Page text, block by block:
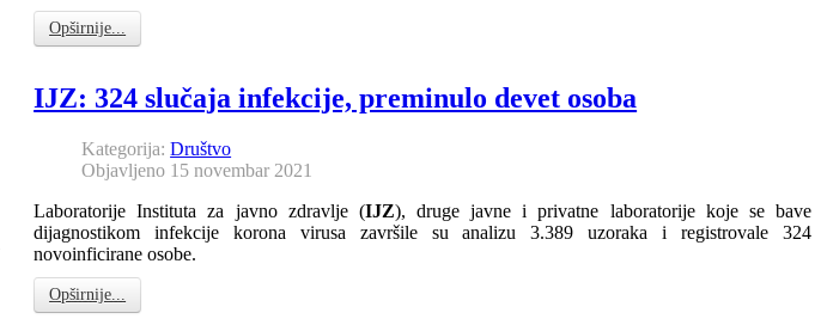
Opširnije...
IJZ: 324 slučaja infekcije, preminulo devet osoba
Kategorija:Društvo
Objavljeno 15 novembar 2021
Laboratorije Instituta za javno zdravlje (IJZ), druge javne i privatne laboratorije koje se bave
dijagnostikom infekcije korona virusa završile su analizu 3.389 uzoraka i registrovale 324
novoinficirane osobe.
Opširnije...